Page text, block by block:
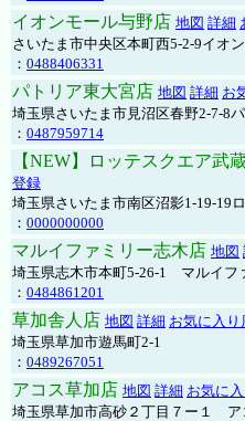
イオンモール与野店 地図 詳細
さいたま市中央区本町西5-2-9イオ
： 0488406331
パトリア東大宮店 地図 詳細 お
埼玉県さいたま市見沼区春野2-7-8
： 0487959714
【NEW】ロッテスクエア武
登録
埼玉県さいたま市南区沼影1-19-19
： 0000000000
マルイファミリー志木店 地図
埼玉県志木市本町5-26-1 マルイフ
： 0484861201
草加舎人店 地図 詳細 お気に入り
埼玉県草加市遊馬町2-1
： 0489267051
アコス草加店 地図 詳細 お気に
埼玉県草加市高砂２丁目７ー１ ア